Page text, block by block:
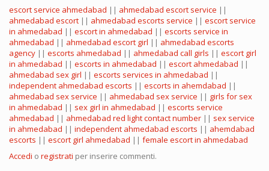
escort service ahmedabad || ahmedabad escort service ||
ahmedabad escort || ahmedabad escorts service || escort service
in ahmedabad || escort in ahmedabad || escorts service in
ahmedabad || ahmedabad escort girl || ahmedabad escorts
agency || escorts ahmedabad || ahmedabad call girls || escort girl
in ahmedabad || escorts in ahmedabad || escort ahmedabad ||
ahmedabad sex girl || escorts services in ahmedabad ||
independent ahmedabad escorts || escorts in ahemdabad ||
ahmedabad sex service || ahmedabad sex service || girls for sex
in ahmedabad || sex girl in ahmedabad || escorts service
ahmedabad || ahmedabad red light contact number || sex service
in ahmedabad || independent ahmedabad escorts || ahemdabad
escorts || escort girl ahmedabad || female escort in ahmedabad
Accedi o registrati per inserire commenti.